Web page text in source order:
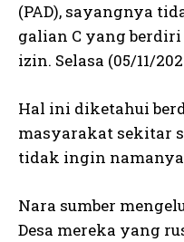
(PAD), sayangnya
galian C yang
izin. Selasa (05/11/
Hal ini diketahui
masyarakat sekitar
tidak ingin namanya
Nara sumber
Desa mereka yang